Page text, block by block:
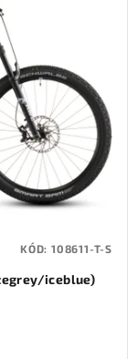
iceblue)
KÓD: 108611-T-S